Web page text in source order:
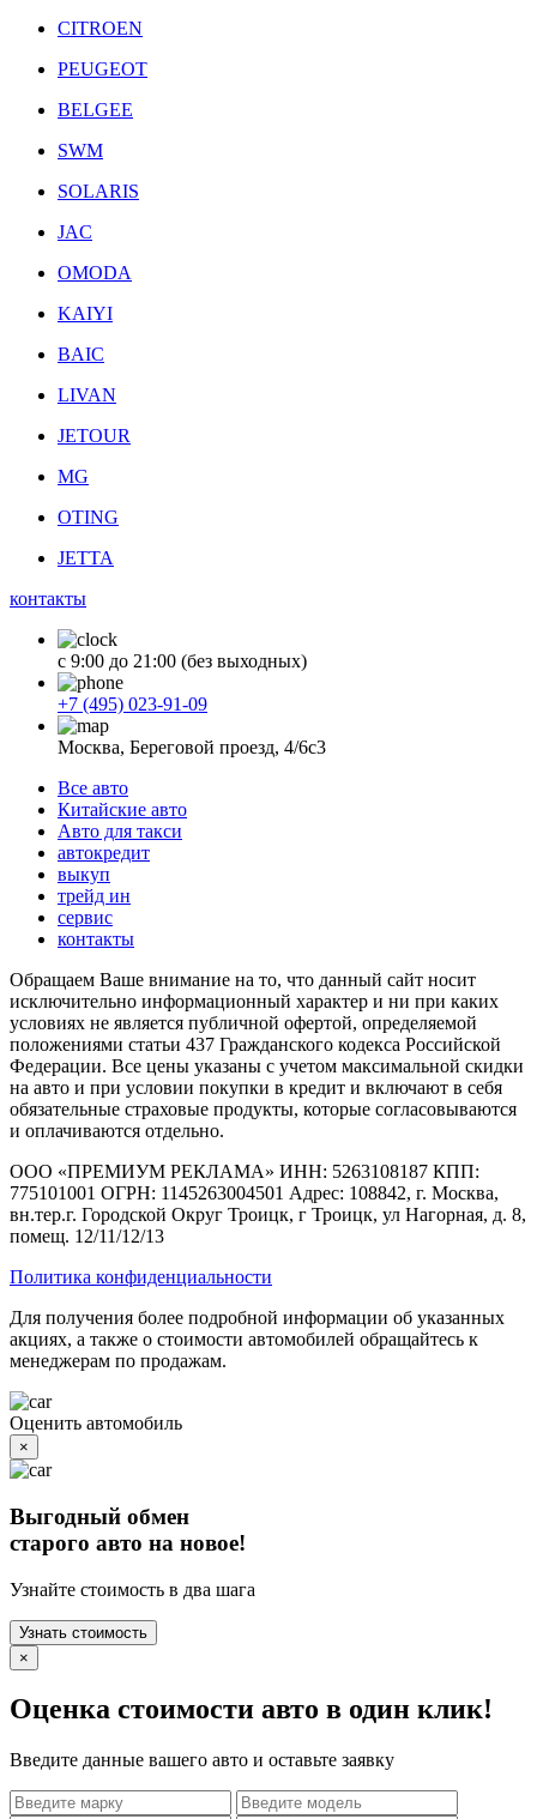
CITROEN
PEUGEOT
BELGEE
SWM
SOLARIS
JAC
OMODA
KAIYI
BAIC
LIVAN
JETOUR
MG
OTING
JETTA
контакты
с 9:00 до 21:00 (без выходных)
+7 (495) 023-91-09
Москва, Береговой проезд, 4/6с3
Все авто
Китайские авто
Авто для такси
автокредит
выкуп
трейд ин
сервис
контакты
Обращаем Ваше внимание на то, что данный сайт носит
исключительно информационный характер и ни при каких
условиях не является публичной офертой, определяемой
положениями статьи 437 Гражданского кодекса Российской
Федерации. Все цены указаны с учетом максимальной скидки
на авто и при условии покупки в кредит и включают в себя
обязательные страховые продукты, которые согласовываются
и оплачиваются отдельно.
ООО «ПРЕМИУМ РЕКЛАМА» ИНН: 5263108187 КПП:
775101001 ОГРН: 1145263004501 Адрес: 108842, г. Москва,
вн.тер.г. Городской Округ Троицк, г Троицк, ул Нагорная, д. 8,
помещ. 12/11/12/13
Политика конфиденциальности
Для получения более подробной информации об указанных
акциях, а также о стоимости автомобилей обращайтесь к
менеджерам по продажам.
Оценить автомобиль
×
Выгодный обмен
старого авто на новое!
Узнайте стоимость в два шага
Узнать стоимость
×
Оценка стоимости авто в один клик!
Введите данные вашего авто и оставьте заявку